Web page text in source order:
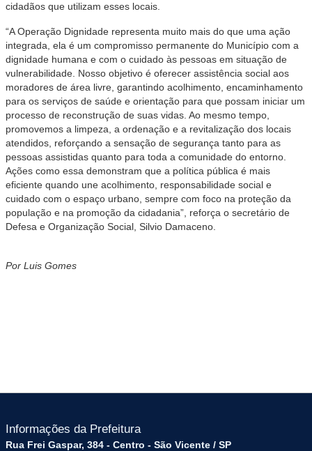
cidadãos que utilizam esses locais.
“A Operação Dignidade representa muito mais do que uma ação
integrada, ela é um compromisso permanente do Município com a
dignidade humana e com o cuidado às pessoas em situação de
vulnerabilidade. Nosso objetivo é oferecer assistência social aos
moradores de área livre, garantindo acolhimento, encaminhamento
para os serviços de saúde e orientação para que possam iniciar um
processo de reconstrução de suas vidas. Ao mesmo tempo,
promovemos a limpeza, a ordenação e a revitalização dos locais
atendidos, reforçando a sensação de segurança tanto para as
pessoas assistidas quanto para toda a comunidade do entorno.
Ações como essa demonstram que a política pública é mais
eficiente quando une acolhimento, responsabilidade social e
cuidado com o espaço urbano, sempre com foco na proteção da
população e na promoção da cidadania”, reforça o secretário de
Defesa e Organização Social, Silvio Damaceno.
Por Luis Gomes
Informações da Prefeitura
Rua Frei Gaspar, 384 - Centro - São Vicente / SP